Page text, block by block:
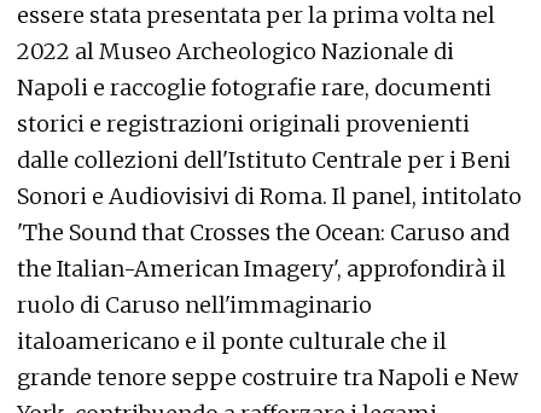
essere stata presentata per la prima volta nel
2022 al Museo Archeologico Nazionale di
Napoli e raccoglie fotografie rare, documenti
storici e registrazioni originali provenienti
dalle collezioni dell'Istituto Centrale per i Beni
Sonori e Audiovisivi di Roma. Il panel, intitolato
'The Sound that Crosses the Ocean: Caruso and
the Italian-American Imagery', approfondirà il
ruolo di Caruso nell'immaginario
italoamericano e il ponte culturale che il
grande tenore seppe costruire tra Napoli e New